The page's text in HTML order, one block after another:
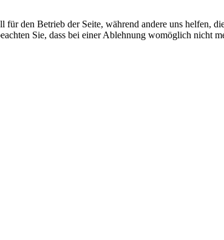
den Betrieb der Seite, während andere uns helfen,
Sie, dass bei einer Ablehnung womöglich nicht